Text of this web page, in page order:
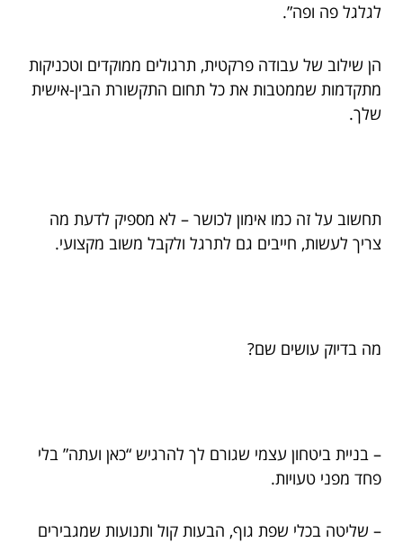
לגלגל פה ופה”.
הן שילוב של עבודה פרקטית, תרגולים ממוקדים וטכניקות
מתקדמות שממטבות את כל תחום התקשורת הבין-אישית
שלך.
תחשוב על זה כמו אימון לכושר – לא מספיק לדעת מה
צריך לעשות, חייבים גם לתרגל ולקבל משוב מקצועי.
מה בדיוק עושים שם?
– בניית ביטחון עצמי שגורם לך להרגיש “כאן ועתה” בלי
פחד מפני טעויות.
– שליטה בכלי שפת גוף, הבעות קול ותנועות שמגבירים